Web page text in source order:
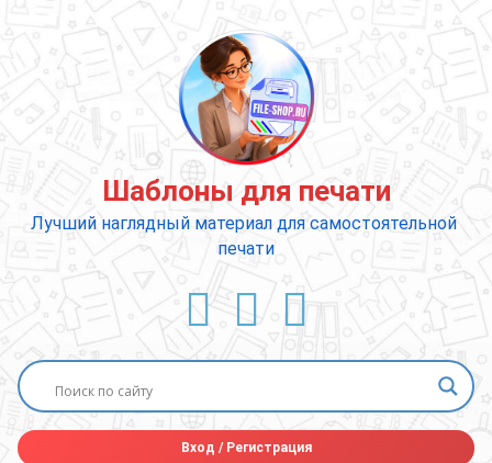
содержимому
Шаблоны для печати
Лучший наглядный материал для самостоятельной
печати
ВКонтакте
YouTube
E-mail
Вход /Регистрация